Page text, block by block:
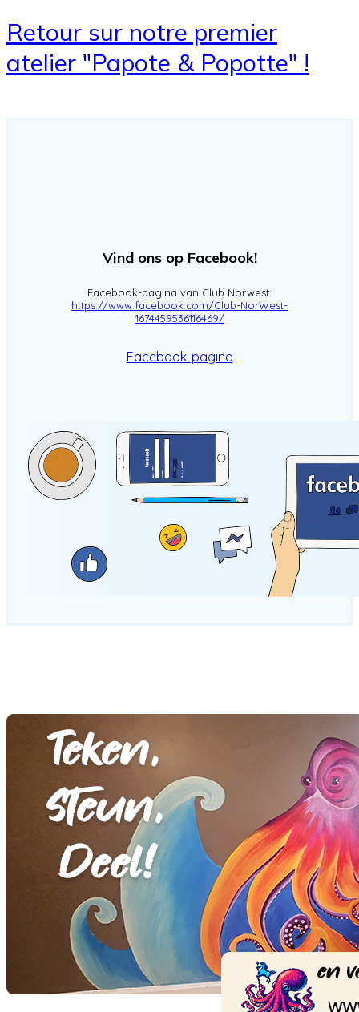
Retour sur notre premier
atelier "Papote & Popotte" !
Vind ons op Facebook!
Facebook-pagina van Club Norwest:
https://www.facebook.com/Club-NorWest-
1674459536116469/
Facebook-pagina